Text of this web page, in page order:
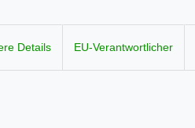
Details EU-Verantwortlicher